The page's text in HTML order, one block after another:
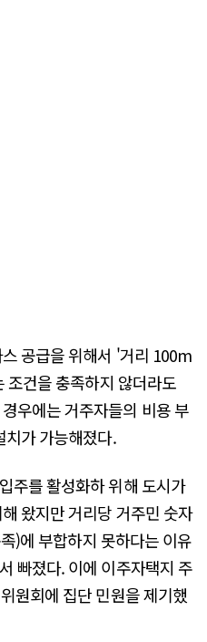
공급을 위해서 '거리 100m
조건을 충족하지 않더라도
우에는 거주자들의 비용 부
치가 가능해졌다.
주를 활성화하 위해 도시가
왔지만 거리당 거주민 숫자
)에 부합하지 못하다는 이유
빠졌다. 이에 이주자택지 주
원회에 집단 민원을 제기했